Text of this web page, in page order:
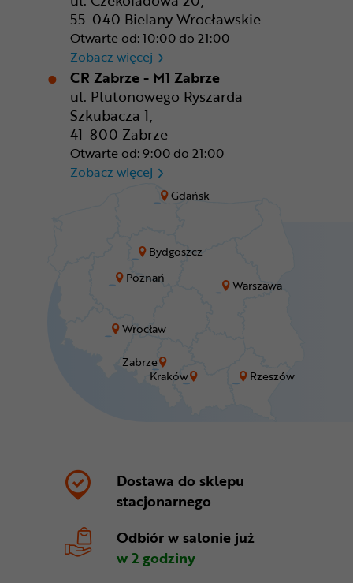
Bydgoszcz
Gdańsk
Kraków
Poznań
Rzeszów
Warszawa
Wrocław
Zabrze
55-040 Bielany Wrocławskie
Otwarte od: 10:00 do 21:00
Zobacz więcej CR Wrocław - CH Aleja
CR Zabrze - M1 Zabrze
ul. Plutonowego Ryszarda
Szkubacza 1,
41-800 Zabrze
Otwarte od: 9:00 do 21:00
Zobacz więcej CR Zabrze - M1 Zabrze
Dostawa do sklepu
stacjonarnego
Odbiór w salonie już
w 2 godziny